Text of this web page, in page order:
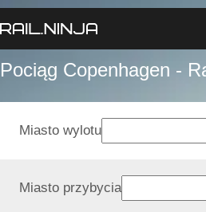
Pociąg Copenhagen -
Miasto wylotu
Miasto przybycia